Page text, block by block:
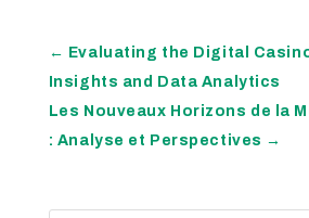
← Evaluating the Digital
Insights and Data Analytics
Les Nouveaux Horizons de la
: Analyse et Perspectives →